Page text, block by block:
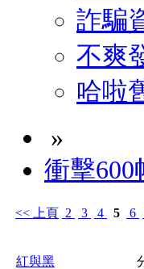
詐騙
不爽
哈啦
»
衝擊
<< 上頁 2 3 4 5 6
紅與黑